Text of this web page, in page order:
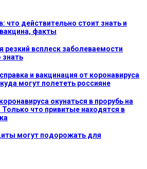
что действительно стоит знать и
факты
резкий всплеск заболеваемости
и вакцинация от коронавируса
могут полететь россияне
окунаться в прорубь на
что привитые находятся в
могут подорожать для